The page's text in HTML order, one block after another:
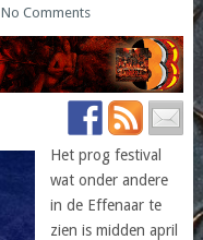
No Comments
Het prog festival
wat onder andere
in de Effenaar te
zien is midden april